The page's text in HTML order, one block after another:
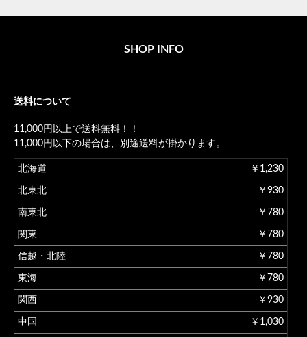
SHOP INFO
送料について
11,000円以上で送料無料！！
11,000円以下の場合は、別途送料が掛かります。
北海道 ￥1,230
北東北 ￥930
南東北 ￥780
関東 ￥780
信越・北陸 ￥780
東海 ￥780
関西 ￥930
中国 ￥1,030